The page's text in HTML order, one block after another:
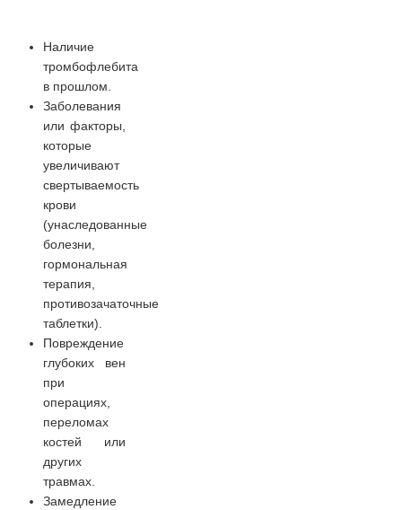
Наличие
тромбофлебита
в прошлом.
Заболевания
или факторы,
которые
увеличивают
свертываемость
крови
(унаследованные
болезни,
гормональная
терапия,
противозачаточные
таблетки).
Повреждение
глубоких вен
при
операциях,
переломах
костей или
других
травмах.
Замедление